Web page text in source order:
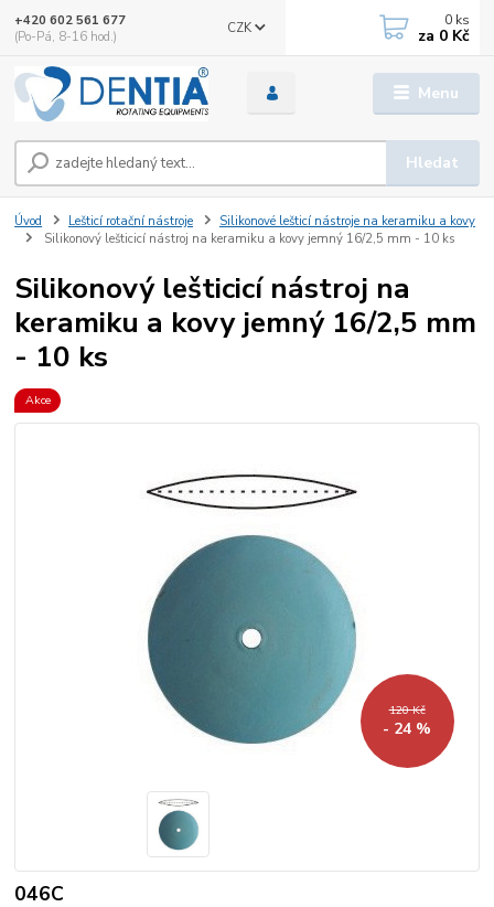
Menu
CZK
Hledat
+420 602 561 677
(Po-Pá, 8-16 hod.)
0 ks
za 0 Kč
Úvod Lešticí rotační nástroje
Silikonové lešticí nástroje na keramiku a kovy
Silikonový lešticicí nástroj na keramiku a kovy jemný 16/2,5 mm - 10 ks
Silikonový lešticicí nástroj na
keramiku a kovy jemný 16/2,5 mm
- 10 ks
Akce
120 Kč
- 24 %
046C